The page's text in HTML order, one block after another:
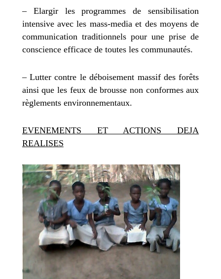
– Elargir les programmes de sensibilisation
intensive avec les mass-media et des moyens de
communication traditionnels pour une prise de
conscience efficace de toutes les communautés.
– Lutter contre le déboisement massif des forêts
ainsi que les feux de brousse non conformes aux
règlements environnementaux.
EVENEMENTS ET ACTIONS DEJA
REALISES